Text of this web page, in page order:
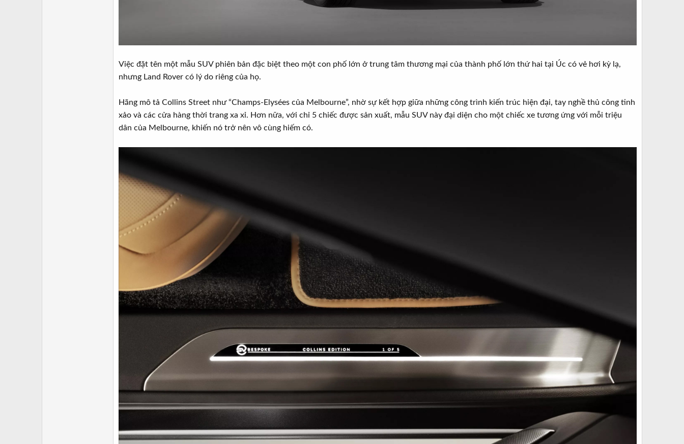
Việc đặt tên một mẫu SUV phiên bản đặc biệt theo một con phố lớn ở trung tâm thương mại của thành phố lớn thứ hai tại Úc có vẻ hơi kỳ lạ,
nhưng Land Rover có lý do riêng của họ.
Hãng mô tả Collins Street như “Champs-Elysées của Melbourne”, nhờ sự kết hợp giữa những công trình kiến trúc hiện đại, tay nghề thủ công tinh
xảo và các cửa hàng thời trang xa xỉ. Hơn nữa, với chỉ 5 chiếc được sản xuất, mẫu SUV này đại diện cho một chiếc xe tương ứng với mỗi triệu
dân của Melbourne, khiến nó trở nên vô cùng hiếm có.